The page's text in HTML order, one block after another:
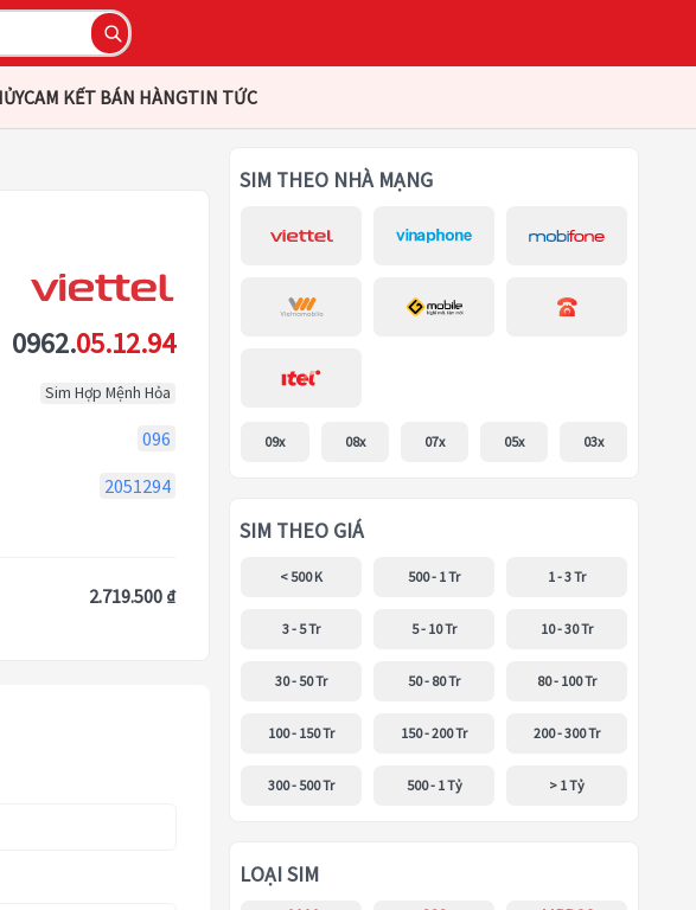
CAM KẾT BÁN HÀNGTIN TỨC
0962.05.12.94
Sim Hợp Mệnh Hỏa
096
2051294
2.719.500 ₫
SIM THEO NHÀ MẠNG
09x 08x 07x 05x 03x
SIM THEO GIÁ
< 500 K 500 - 1 Tr 1 - 3 Tr
3 - 5 Tr 5 - 10 Tr 10 - 30 Tr
30 - 50 Tr 50 - 80 Tr 80 - 100 Tr
100 - 150 Tr 150 - 200 Tr 200 - 300 Tr
300 - 500 Tr 500 - 1 Tỷ > 1 Tỷ
LOẠI SIM